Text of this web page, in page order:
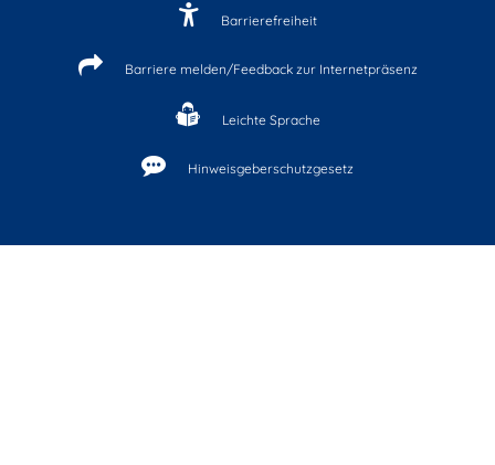
Barrierefreiheit
Barriere melden/Feedback zur Internetpräsenz
Leichte Sprache
Hinweisgeberschutzgesetz